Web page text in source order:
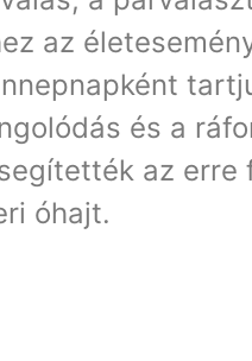
az
és a
az erre
óhajt.